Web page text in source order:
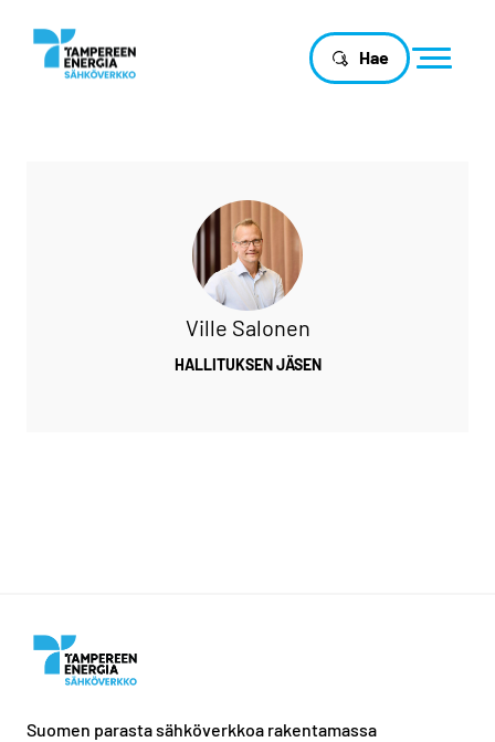
Hae
Ville Salonen
HALLITUKSEN JÄSEN
Suomen parasta sähköverkkoa rakentamassa